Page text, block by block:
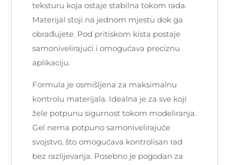
teksturu koja ostaje stabilna tokom rada.
Materijal stoji na jednom mjestu dok ga
obrađujete. Pod pritiskom kista postaje
samonivelirajući i omogućava preciznu
aplikaciju.
Formula je osmišljena za maksimalnu
kontrolu materijala. Idealna je za sve koji
žele potpunu sigurnost tokom modeliranja.
Gel nema potpuno samonivelirajuće
svojstvo, što omogućava kontrolisan rad
bez razlijevanja. Posebno je pogodan za